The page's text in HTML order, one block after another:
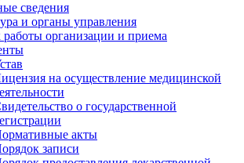
сведения
и органы управления
работы организации и приема
на осуществление медицинской
о государственной
акты
записи